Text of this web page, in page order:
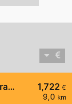
1,722 €
9,0 km
AVANTI - Klagenfurt St.Veiter Straße 258